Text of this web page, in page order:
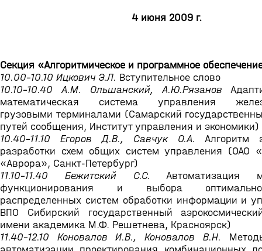
4 июня 2009 г.
Секция «Алгоритмическое и программное
10.00-10.10 Ицкович Э.Л. Вступительное слово
10.10-10.40 А.М. Ольшанский, А.Ю.Рязанов
математическая система управления
грузовыми терминалами (Самарский
путей сообщения, Институт управления и экономики)
10.40-11.10 Егоров Д.В., Савчук О.А. Алгоритм
разработки схем общих систем управления (ОАО
«Аврора», Санкт-Петербург)
11.10-11.40 Бежитский С.С. Автоматизация
функционирования и выбора
распределенных систем обработки информации и
ВПО Сибирский государственный
имени академика М.Ф. Решетнева, Красноярск)
11.40-12.10 Коновалов И.В., Коновалов В.Н.